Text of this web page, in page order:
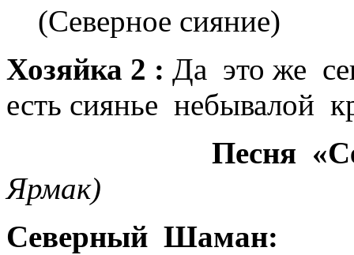
(Северное сияние)
Хозяйка 2 : Да это же
есть сиянье небывалой
Песня
Ярмак)
Северный Шаман: